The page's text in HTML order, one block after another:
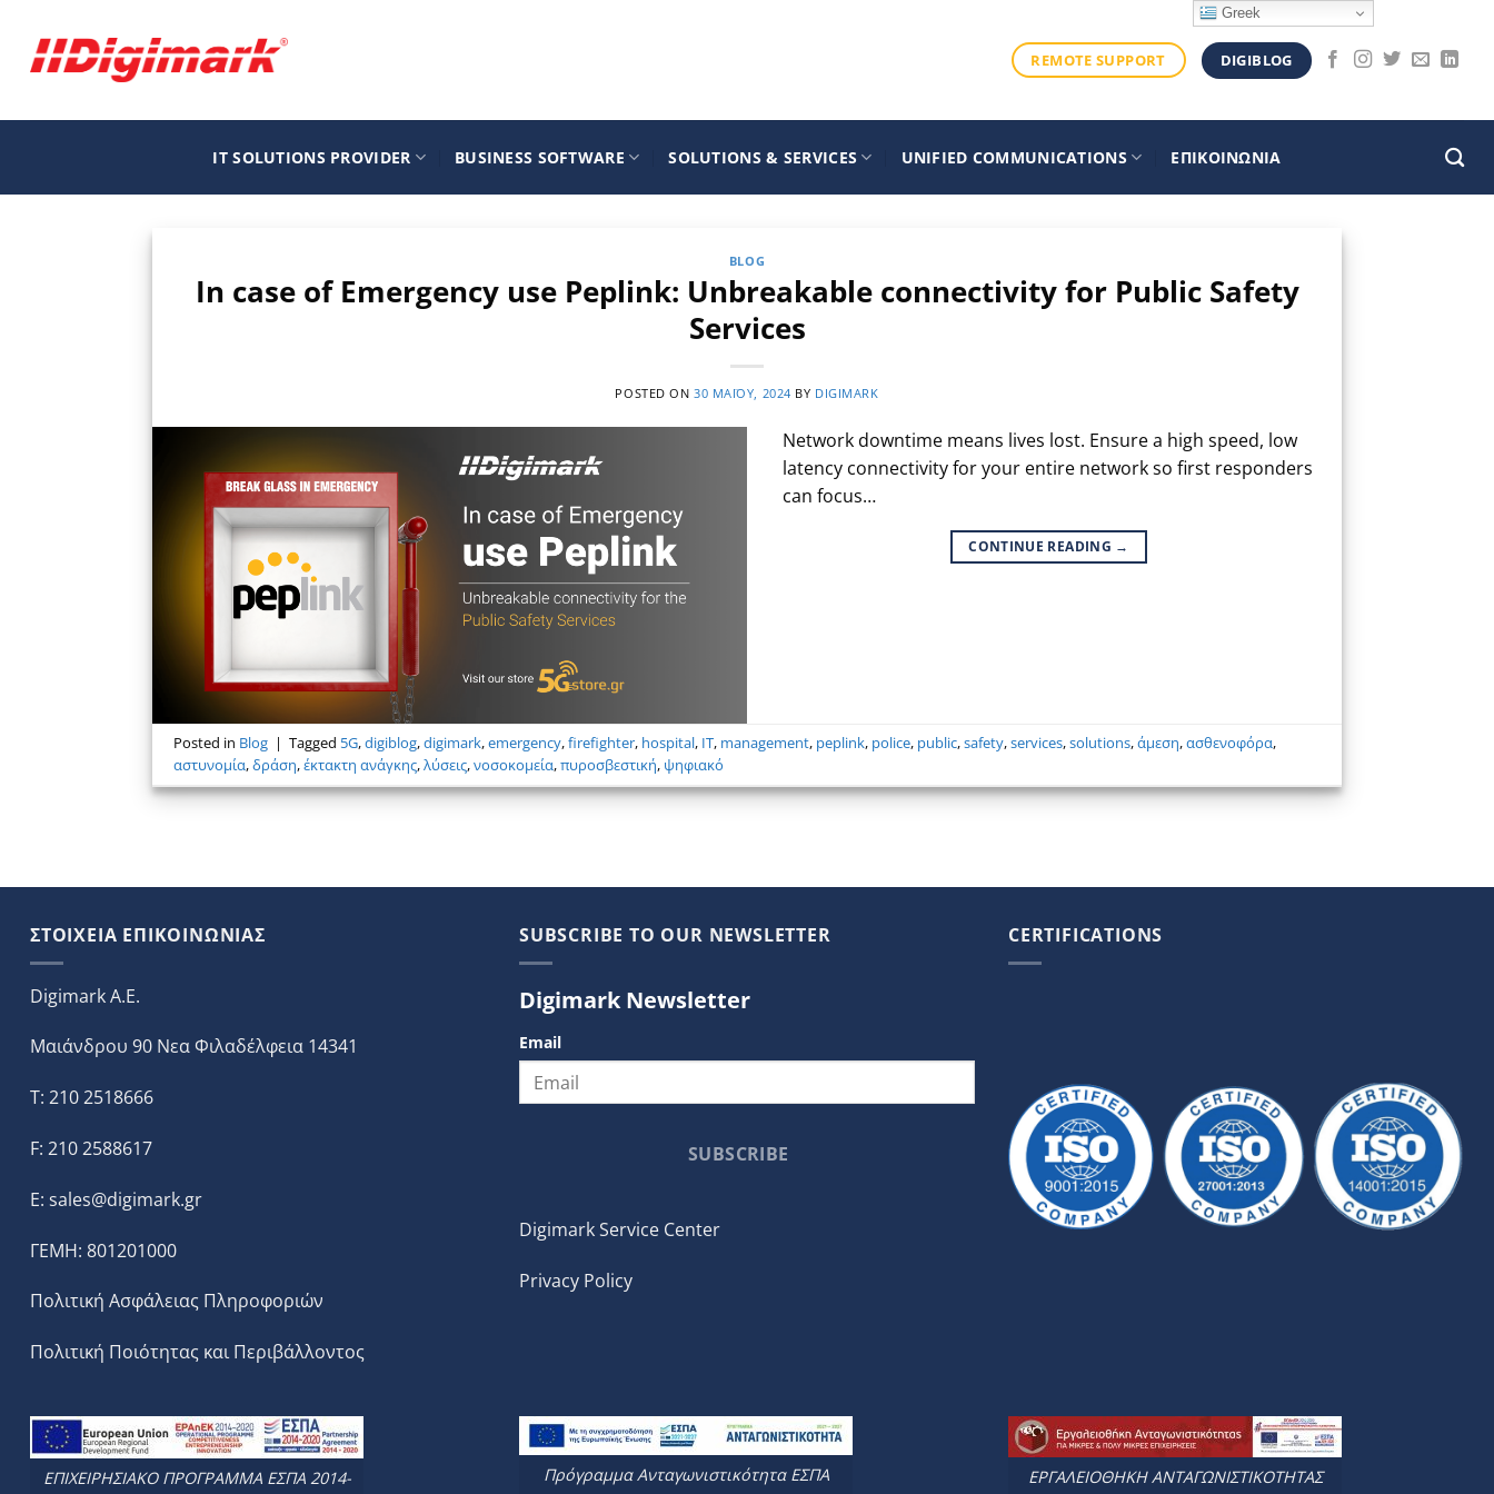
περιεχόμενο
REMOTE SUPPORT DIGIBLOG
IT SOLUTIONS PROVIDER BUSINESS SOFTWARE SOLUTIONS & SERVICES UNIFIED COMMUNICATIONS ΕΠΙΚΟΙΝΩΝΙΑ
BLOG
In case of Emergency use Peplink: Unbreakable connectivity for Public Safety
Services
POSTED ON30 ΜΑΪ́ΟΥ, 2024 BY DIGIMARK
Network downtime means lives lost. Ensure a high speed, low
latency connectivity for your entire network so first responders
can focus…
CONTINUE READING →
Posted in Blog | Tagged 5G,digiblog,digimark,emergency,firefighter, hospital, IT, management, peplink, police, public,safety,services,solutions,άμεση,ασθενοφόρα,
αστυνομία,δράση,έκτακτη ανάγκης,λύσεις,νοσοκομεία,πυροσβεστική, ψηφιακό
ΣΤΟΙΧΕΙΑ ΕΠΙΚΟΙΝΩΝΙΑΣ
Digimark A.E.
Μαιάνδρου 90 Νεα Φιλαδέλφεια 14341
T: 210 2518666
F: 210 2588617
E: sales@digimark.gr
ΓΕΜΗ: 801201000
Πολιτική Ασφάλειας Πληροφοριών
Πολιτική Ποιότητας και Περιβάλλοντος
SUBSCRIBE TO OUR NEWSLETTER
Digimark Newsletter
Email
SUBSCRIBE
Digimark Service Center
Privacy Policy
CERTIFICATIONS
ΕΠΙΧΕΙΡΗΣΙΑΚΟ ΠΡΟΓΡΑΜΜΑ ΕΣΠΑ 2014-
Πρόγραμμα Ανταγωνιστικότητα ΕΣΠΑ
ΕΡΓΑΛΕΙΟΘΗΚΗ ΑΝΤΑΓΩΝΙΣΤΙΚΟΤΗΤΑΣ
Greek